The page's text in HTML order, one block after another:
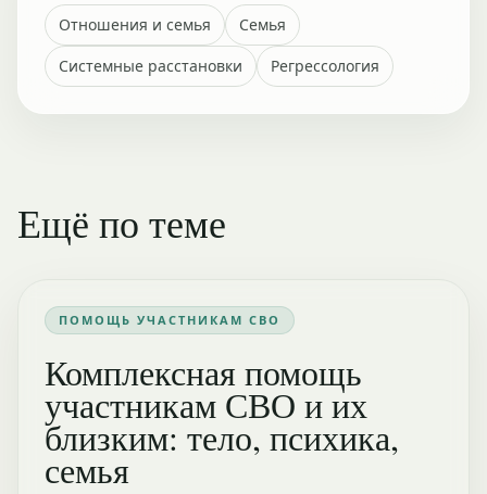
Отношения и семья
Семья
Системные расстановки
Регрессология
Ещё по теме
ПОМОЩЬ УЧАСТНИКАМ СВО
Комплексная помощь
участникам СВО и их
близким: тело, психика,
семья